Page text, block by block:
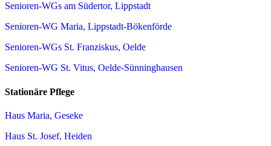
Senioren-WGs am Südertor, Lippstadt
Senioren-WG Maria, Lippstadt-Bökenförde
Senioren-WGs St. Franziskus, Oelde
Senioren-WG St. Vitus, Oelde-Sünninghausen
Stationäre Pflege
Haus Maria, Geseke
Haus St. Josef, Heiden